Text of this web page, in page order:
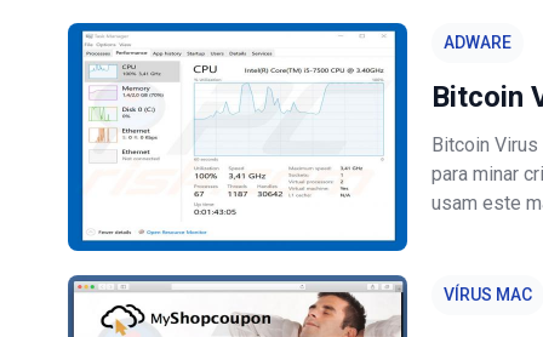
ADWARE
Bitcoin
Bitcoin
para minar
usam este
VÍRUS MAC